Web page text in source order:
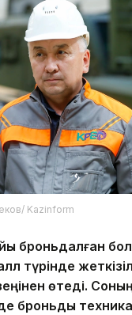
Kazinform
броньдалған
түрінде
өтеді.
броньды